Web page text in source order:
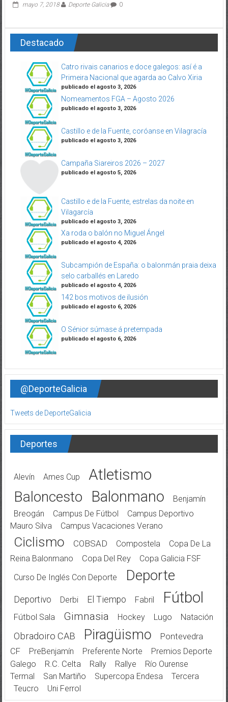
mayo 7, 2018 Deporte Galicia 0
Destacado
Catro rivais canarios e doce galegos: así é a
Primeira Nacional que agarda ao Calvo Xiria
publicado el agosto 3, 2026
Nomeamentos FGA – Agosto 2026
publicado el agosto 3, 2026
Castillo e de la Fuente, coróanse en Vilagracía
publicado el agosto 3, 2026
Campaña Siareiros 2026 – 2027
publicado el agosto 5, 2026
Castillo e de la Fuente, estrelas da noite en
Vilagarcía
publicado el agosto 3, 2026
Xa roda o balón no Miguel Ángel
publicado el agosto 4, 2026
Subcampión de España: o balonmán praia deixa
selo carballés en Laredo
publicado el agosto 4, 2026
142 bos motivos de ilusión
publicado el agosto 6, 2026
O Sénior súmase á pretempada
publicado el agosto 6, 2026
@DeporteGalicia
Tweets de DeporteGalicia
Deportes
Alevín Ames Cup Atletismo
Baloncesto Balonmano
Benjamín
Breogán
Campus De Fútbol
Campus Deportivo
Mauro Silva
Campus Vacaciones Verano
Ciclismo COBSAD Compostela
Copa De La
Reina Balonmano
Copa Del Rey
Copa Galicia FSF
Curso De Inglés Con Deporte
Deporte
Deportivo Derbi El Tiempo Fabril Fútbol
Fútbol Sala Gimnasia Hockey Lugo Natación
Obradoiro CAB Piragüismo
Pontevedra
CF
PreBenjamín Preferente Norte
Premios Deporte
Galego
R.C. Celta Rally Rallye
Río Ourense
Termal
San Martiño Supercopa Endesa
Tercera
Teucro
Uni Ferrol